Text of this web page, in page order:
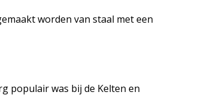
worden van staal met een
populair was bij de Kelten en